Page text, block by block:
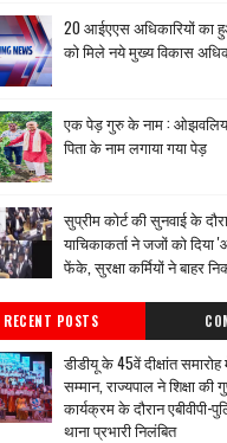
20 आईएएस अधिकारियों का
को मिले नये मुख्य विकास
एक पेड़ गुरु के नाम :
पिता के नाम लगाया गया पेड़
सुप्रीम कोर्ट की सुनवाई के
याचिकाकर्ता ने जजों को
फेंके, सुरक्षा कर्मियों ने बाहर
RECENT POSTS
डीडीयू के 45वें दीक्षांत समारोह
सम्मान, राज्यपाल ने शिक्षा की
कार्यक्रम के दौरान एबीवीपी-
थाना प्रभारी निलंबित